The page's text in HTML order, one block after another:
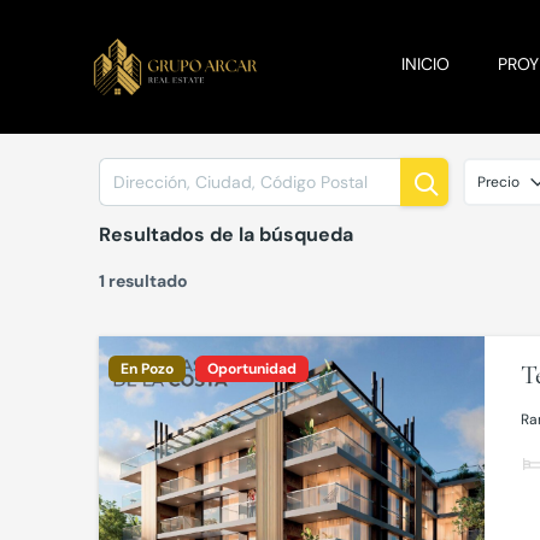
INICIO
Precio
Resultados de la búsqueda
1 resultado
En Pozo Oportunidad